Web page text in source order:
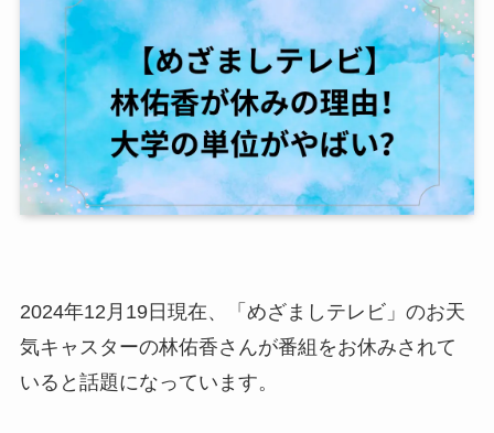
2024年12月19日現在、「めざましテレビ」のお天
気キャスターの林佑香さんが番組をお休みされて
いると話題になっています。